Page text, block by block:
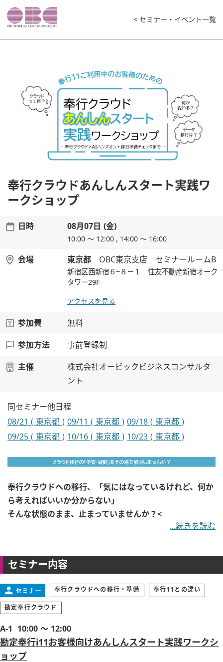
< セミナー・イベント一覧
奉行クラウドあんしんスタート実践ワ
ークショップ
日時 08月07日 (金)
10:00 ～ 12:00 , 14:00 ～ 16:00
会場 東京都 OBC東京支店 セミナールームB
新宿区西新宿６−８－１ 住友不動産新宿オーク
タワー29F
アクセスを見る
参加費 無料
参加方法 事前登録制
主催
株式会社オービックビジネスコンサルタ
ント
同セミナー他日程
08/21 ( 東京都 ) 09/11 ( 東京都 ) 09/18 ( 東京都 )
09/25 ( 東京都 ) 10/16 ( 東京都 ) 10/23 ( 東京都 )
奉行クラウドへの移行、「気にはなっているけれど、何か
ら考えればいいか分からない」
そんな状態のまま、止まっていませんか？ <
...続きを読む
セミナー内容
奉行クラウドへの移行・準備 奉行11との違い
勘定奉行クラウド
A-1 10:00 ～ 12:00
勘定奉行i11お客様向けあんしんスタート実践ワークシ
ョップ